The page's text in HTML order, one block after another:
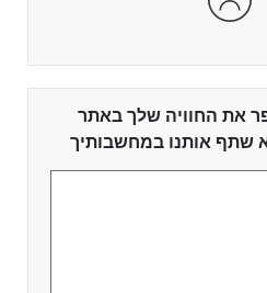
את החוויה שלך באתר
שתף אותנו במחשבותיך